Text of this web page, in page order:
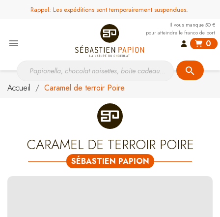
Rappel: Les expéditions sont temporairement suspendues.
search
0
Il vous manque 50 €
pour atteindre le franco de port

Accueil Caramel de terroir Poire
CARAMEL DE TERROIR POIRE
SÉBASTIEN PAPION